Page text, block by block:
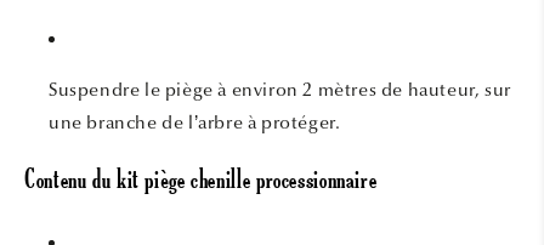
Suspendre le piège à environ 2 mètres de hauteur, sur
une branche de l’arbre à protéger.
Contenu du kit piège chenille processionnaire